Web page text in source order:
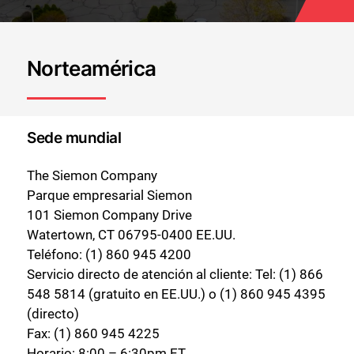
Norteamérica
Sede mundial
The Siemon Company
Parque empresarial Siemon
101 Siemon Company Drive
Watertown, CT 06795-0400 EE.UU.
Teléfono: (1) 860 945 4200
Servicio directo de atención al cliente: Tel: (1) 866
548 5814 (gratuito en EE.UU.) o (1) 860 945 4395
(directo)
Fax: (1) 860 945 4225